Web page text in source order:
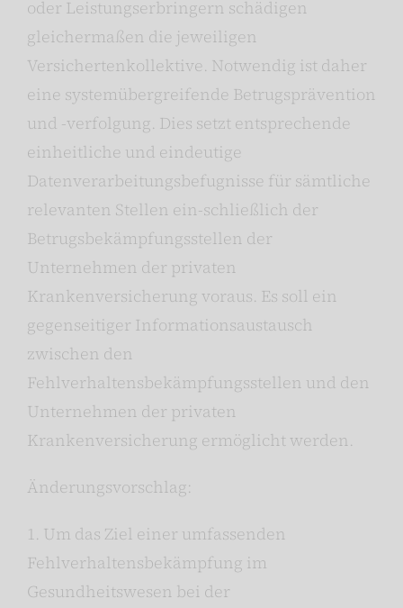
oder Leistungserbringern schädigen
gleichermaßen die jeweiligen
Versichertenkollektive. Notwendig ist daher
eine systemübergreifende Betrugsprävention
und -verfolgung. Dies setzt entsprechende
einheitliche und eindeutige
Datenverarbeitungsbefugnisse für sämtliche
relevanten Stellen ein-schließlich der
Betrugsbekämpfungsstellen der
Unternehmen der privaten
Krankenversicherung voraus. Es soll ein
gegenseitiger Informationsaustausch
zwischen den
Fehlverhaltensbekämpfungsstellen und den
Unternehmen der privaten
Krankenversicherung ermöglicht werden.
Änderungsvorschlag:
1. Um das Ziel einer umfassenden
Fehlverhaltensbekämpfung im
Gesundheitswesen bei der